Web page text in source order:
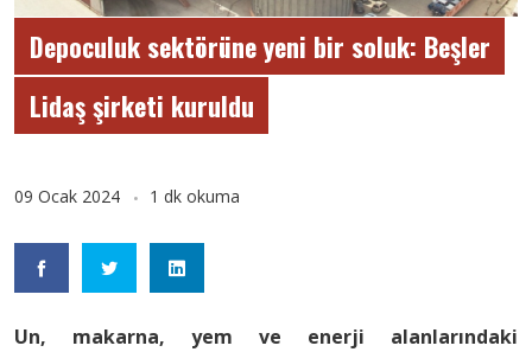
Depoculuk sektörüne yeni bir soluk: Beşler
Lidaş şirketi kuruldu
09 Ocak 2024 1 dk okuma
Un, makarna, yem ve enerji alanlarındaki